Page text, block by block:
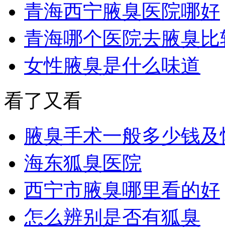
青海西宁腋臭医院哪好
青海哪个医院去腋臭比
女性腋臭是什么味道
看了又看
腋臭手术一般多少钱
海东狐臭医院
西宁市腋臭哪里看的好
怎么辨别是否有狐臭